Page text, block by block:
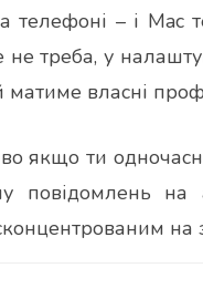
телефоні – і
треба, у
матиме власні
якщо ти
повідомлень
на